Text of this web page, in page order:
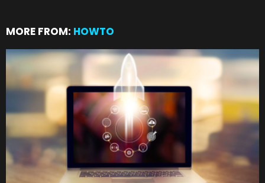
MORE FROM: HOWTO